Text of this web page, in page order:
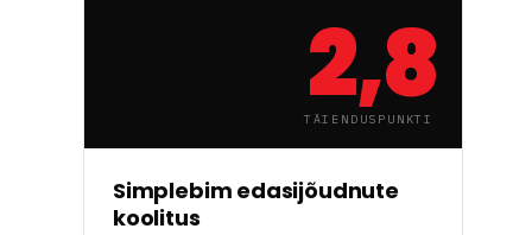
2,8
TÄIENDUSPUNKTI
Simplebim edasijõudnute
koolitus